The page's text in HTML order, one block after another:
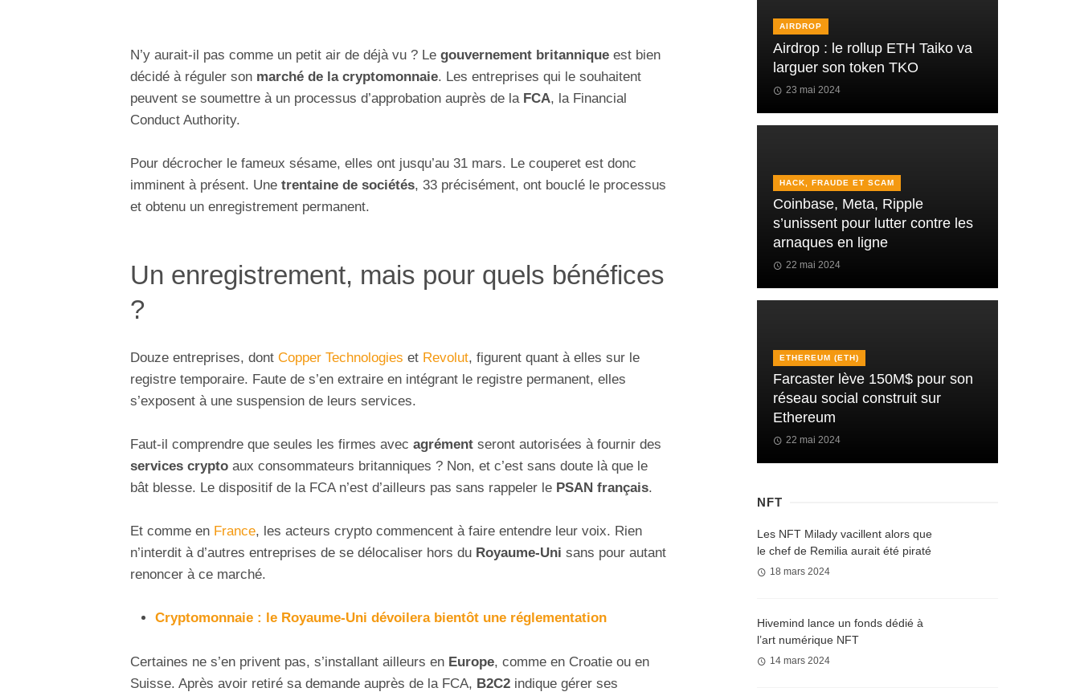
N’y aurait-il pas comme un petit air de déjà vu ? Le gouvernement britannique est bien
décidé à réguler son marché de la cryptomonnaie. Les entreprises qui le souhaitent
peuvent se soumettre à un processus d’approbation auprès de la FCA, la Financial
Conduct Authority.
Pour décrocher le fameux sésame, elles ont jusqu’au 31 mars. Le couperet est donc
imminent à présent. Une trentaine de sociétés, 33 précisément, ont bouclé le processus
et obtenu un enregistrement permanent.
Un enregistrement, mais pour quels bénéfices
?
Douze entreprises, dont Copper Technologies et Revolut, figurent quant à elles sur le
registre temporaire. Faute de s’en extraire en intégrant le registre permanent, elles
s’exposent à une suspension de leurs services.
Faut-il comprendre que seules les firmes avec agrément seront autorisées à fournir des
services crypto aux consommateurs britanniques ? Non, et c’est sans doute là que le
bât blesse. Le dispositif de la FCA n’est d’ailleurs pas sans rappeler le PSAN français.
Et comme en France, les acteurs crypto commencent à faire entendre leur voix. Rien
n’interdit à d’autres entreprises de se délocaliser hors du Royaume-Uni sans pour autant
renoncer à ce marché.
Cryptomonnaie : le Royaume-Uni dévoilera bientôt une réglementation
Certaines ne s’en privent pas, s’installant ailleurs en Europe, comme en Croatie ou en
Suisse. Après avoir retiré sa demande auprès de la FCA, B2C2 indique gérer ses
AIRDROP
Airdrop : le rollup ETH Taiko va
larguer son token TKO
23 mai 2024
HACK, FRAUDE ET SCAM
Coinbase, Meta, Ripple
s’unissent pour lutter contre les
arnaques en ligne
22 mai 2024
ETHEREUM (ETH)
Farcaster lève 150M$ pour son
réseau social construit sur
Ethereum
22 mai 2024
NFT
Les NFT Milady vacillent alors que
le chef de Remilia aurait été piraté
18 mars 2024
Hivemind lance un fonds dédié à
l’art numérique NFT
14 mars 2024